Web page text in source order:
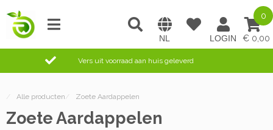
0,00
0
Vers uit voorraad aan huis geleverd
/ Alle producten / Zoete Aardappelen
Zoete Aardappelen